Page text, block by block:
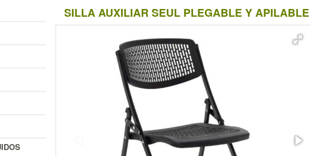
SILLA AUXILIAR SEUL PLEGABLE Y